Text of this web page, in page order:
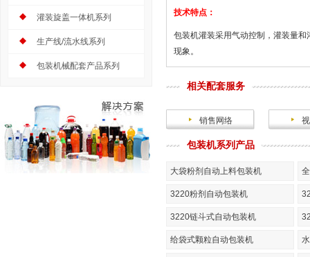
灌装旋盖一体机系列
生产线/流水线系列
包装机械配套产品系列
技术特点：
包装机灌装采用气动控制，灌装量
现象。
相关配套服务
销售网络
包装机系列产品
大袋粉剂自动上料包装机
3220粉剂自动包装机
3220链斗式自动包装机
给袋式颗粒自动包装机